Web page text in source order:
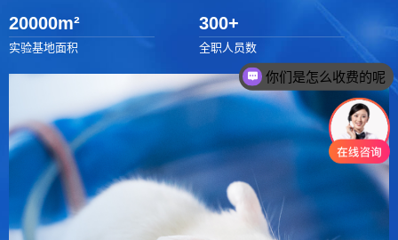
20000m²
实验基地面积
300+
全职人员数
你们是怎么收费的呢